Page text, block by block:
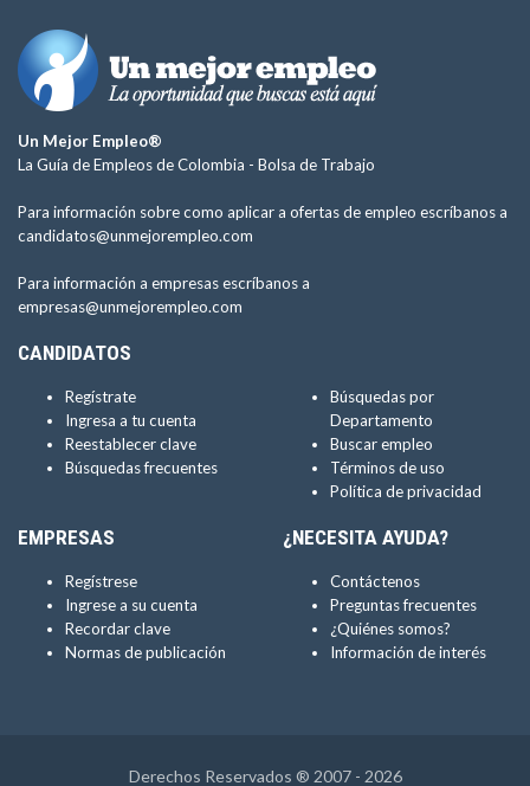
Un Mejor Empleo®
La Guía de Empleos de Colombia - Bolsa de Trabajo
Para información sobre como aplicar a ofertas de empleo escríbanos a
candidatos@unmejorempleo.com
Para información a empresas escríbanos a
empresas@unmejorempleo.com
CANDIDATOS
Regístrate
Ingresa a tu cuenta
Reestablecer clave
Búsquedas frecuentes
Búsquedas por
Departamento
Buscar empleo
Términos de uso
Política de privacidad
EMPRESAS
Regístrese
Ingrese a su cuenta
Recordar clave
Normas de publicación
¿NECESITA AYUDA?
Contáctenos
Preguntas frecuentes
¿Quiénes somos?
Información de interés
Derechos Reservados ® 2007 - 2026